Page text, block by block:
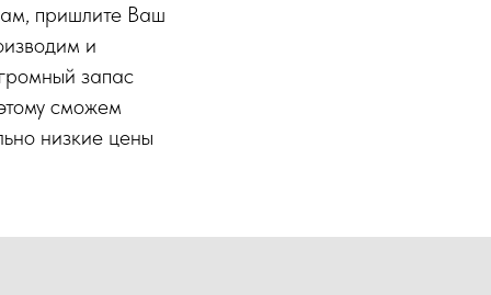
пришлите Ваш
и
запас
сможем
низкие цены